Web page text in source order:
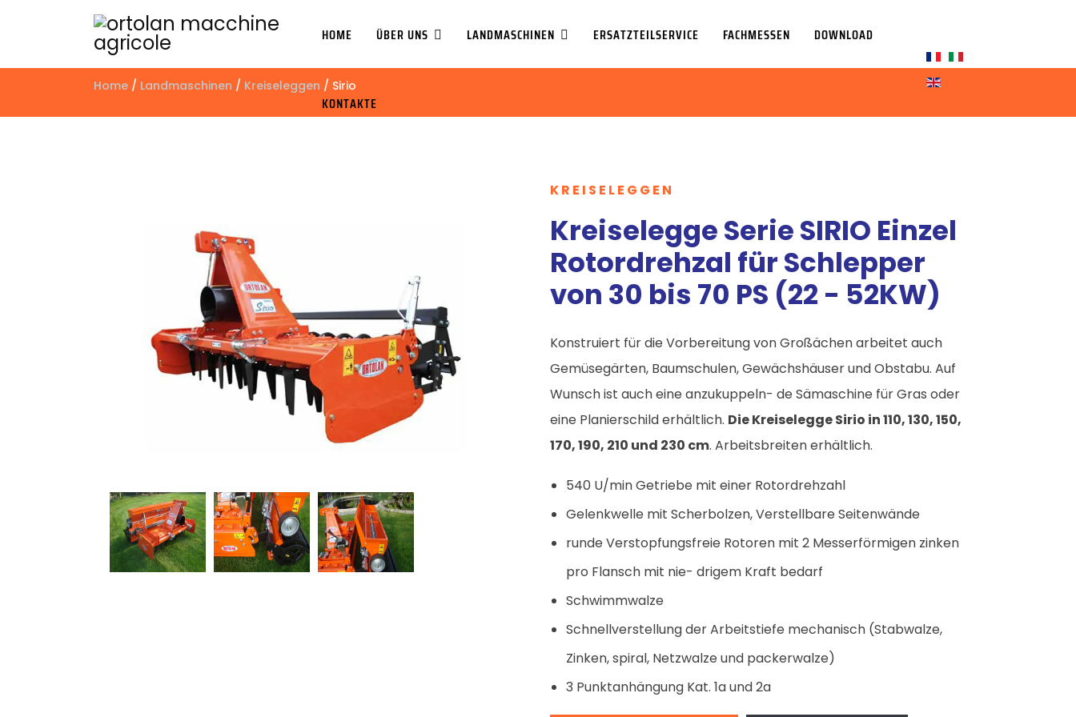
HOME ÜBER UNS LANDMASCHINEN ERSATZTEILSERVICE FACHMESSEN DOWNLOAD
KONTAKTE
Sprache auswählen
Home / Landmaschinen / Kreiseleggen / Sirio
KREISELEGGEN
Kreiselegge Serie SIRIO Einzel
Rotordrehzal für Schlepper
von 30 bis 70 PS (22 - 52KW)
Konstruiert für die Vorbereitung von Großächen arbeitet auch
Gemüsegärten, Baumschulen, Gewächshäuser und Obstabu. Auf
Wunsch ist auch eine anzukuppeln- de Sämaschine für Gras oder
eine Planierschild erhältlich. Die Kreiselegge Sirio in 110, 130, 150,
170, 190, 210 und 230 cm. Arbeitsbreiten erhältlich.
540 U/min Getriebe mit einer Rotordrehzahl
Gelenkwelle mit Scherbolzen, Verstellbare Seitenwände
runde Verstopfungsfreie Rotoren mit 2 Messerförmigen zinken
pro Flansch mit nie- drigem Kraft bedarf
Schwimmwalze
Schnellverstellung der Arbeitstiefe mechanisch (Stabwalze,
Zinken, spiral, Netzwalze und packerwalze)
3 Punktanhängung Kat. 1a und 2a